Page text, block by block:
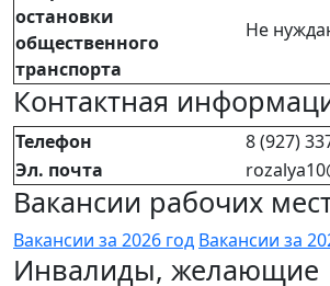
остановки
общественного
транспорта
Не
Контактная
Телефон
8 (927)
Эл. почта
Вакансии рабочих
Вакансии за 2026 год Вакансии за
Инвалиды, желающие